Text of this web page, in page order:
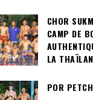
CHOR
CAMP DE
LA
POR